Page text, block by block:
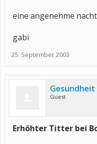
eine angenehme
gabi
25. September 2003
Gesundheit
Guest
Erhöhter Titter bei